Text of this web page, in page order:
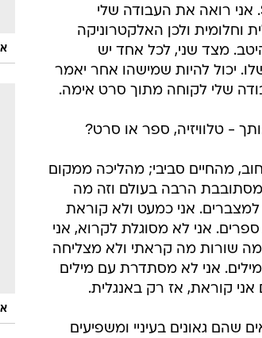
או Styrofoam. אני רואה את העבודה שלי
וחלומית ולכן האלקטרוניקה
מצד שני, לכל אחד יש
יכול להיות שמישהו אחר יאמר
שלי לקוחה מתוך סרט אימה.
- טלוויזיה, ספר או סרט?
מהחיים סביבי; מהליכה ממקום
מסתובבת הרבה בעולם וזה מה
למצברים. אני כמעט ולא קוראת
אני לא מסוגלת לקרוא, אני
שורות מה קראתי ולא מצליחה
אני לא מסתדרת עם מילים
אני קוראת, אז רק באנגלית.
שהם גאונים בעיניי ומשפיעים